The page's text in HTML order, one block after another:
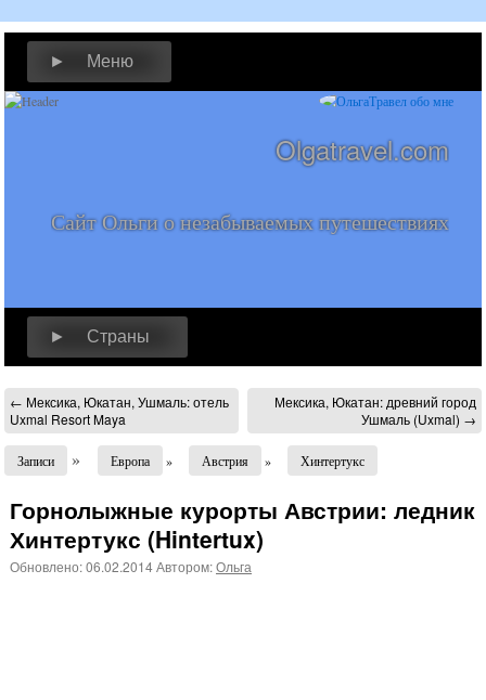
► Меню
Olgatravel.com
Сайт Ольги о незабываемых путешествиях
► Страны
← Мексика, Юкатан, Ушмаль: отель
Uxmal Resort Maya
Мексика, Юкатан: древний город
Ушмаль (Uxmal) →
Записи » Европа » Австрия » Хинтертукс
Горнолыжные курорты Австрии: ледник
Хинтертукс (Hintertux)
Обновлено:06.02.2014Автором:Ольга